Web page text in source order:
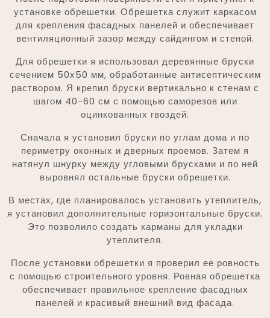
установке обрешетки. Обрешетка служит каркасом
для крепления фасадных панелей и обеспечивает
вентиляционный зазор между сайдингом и стеной.
Для обрешетки я использовал деревянные бруски
сечением 50х50 мм, обработанные антисептическим
раствором. Я крепил бруски вертикально к стенам с
шагом 40-60 см с помощью саморезов или
оцинкованных гвоздей.
Сначала я установил бруски по углам дома и по
периметру оконных и дверных проемов. Затем я
натянул шнурку между угловыми брусками и по ней
выровнял остальные бруски обрешетки.
В местах, где планировалось установить утеплитель,
я установил дополнительные горизонтальные бруски.
Это позволило создать карманы для укладки
утеплителя.
После установки обрешетки я проверил ее ровность
с помощью строительного уровня. Ровная обрешетка
обеспечивает правильное крепление фасадных
панелей и красивый внешний вид фасада.